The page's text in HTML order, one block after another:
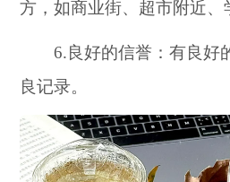
方，如商业街、超市附近、
6.良好的信誉：有良好
良记录。